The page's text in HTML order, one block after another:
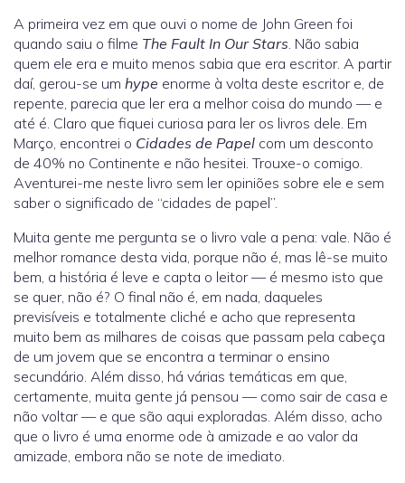
A primeira vez em que ouvi o nome de John Green foi
quando saiu o filme The Fault In Our Stars. Não sabia
quem ele era e muito menos sabia que era escritor. A partir
daí, gerou-se um hype enorme à volta deste escritor e, de
repente, parecia que ler era a melhor coisa do mundo — e
até é. Claro que fiquei curiosa para ler os livros dele. Em
Março, encontrei o Cidades de Papel com um desconto
de 40% no Continente e não hesitei. Trouxe-o comigo.
Aventurei-me neste livro sem ler opiniões sobre ele e sem
saber o significado de “cidades de papel”.
Muita gente me pergunta se o livro vale a pena: vale. Não é
melhor romance desta vida, porque não é, mas lê-se muito
bem, a história é leve e capta o leitor — é mesmo isto que
se quer, não é? O final não é, em nada, daqueles
previsíveis e totalmente cliché e acho que representa
muito bem as milhares de coisas que passam pela cabeça
de um jovem que se encontra a terminar o ensino
secundário. Além disso, há várias temáticas em que,
certamente, muita gente já pensou — como sair de casa e
não voltar — e que são aqui exploradas. Além disso, acho
que o livro é uma enorme ode à amizade e ao valor da
amizade, embora não se note de imediato.